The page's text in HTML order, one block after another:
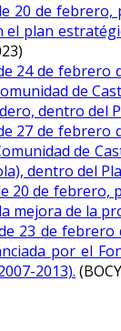
20 de
plan
24 de
de
dentro del
27 de
de
dentro del
20 de
mejora de la
de 23 de
por el
2013).